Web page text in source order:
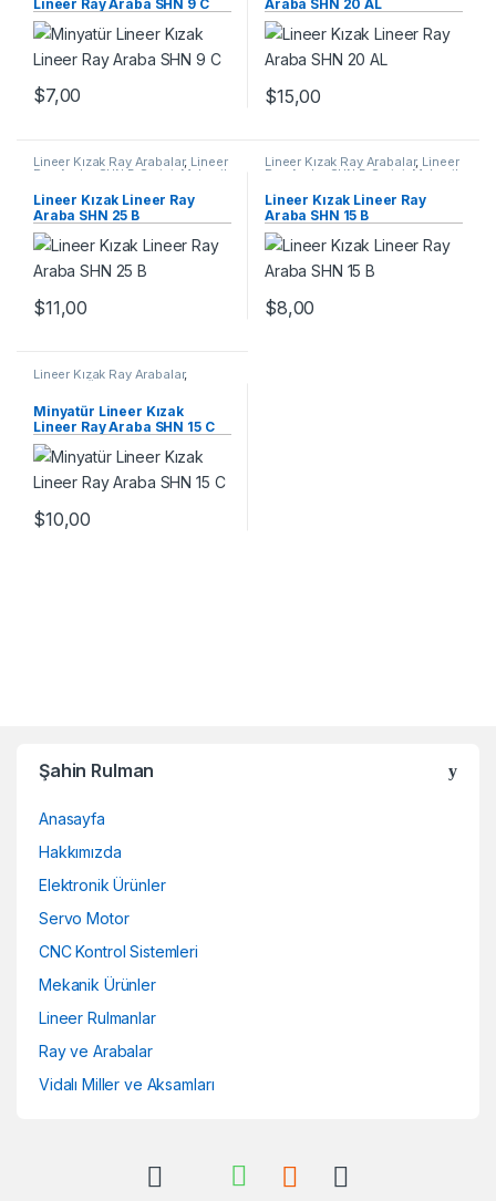
Lineer Ray Araba SHN 9 C
$7,00
Araba SHN 20 AL
$15,00
Lineer Kızak Ray Arabalar, Lineer
Ray Araba SHN B Serisi Mekanik
Lineer Kızak Lineer Ray
Araba SHN 25 B
$11,00
Lineer Kızak Ray Arabalar, Lineer
Ray Araba SHN B Serisi Mekanik
Lineer Kızak Lineer Ray
Araba SHN 15 B
$8,00
Lineer Kızak Ray Arabalar,
Mekanik Ürünler, Minyatür Lineer
Minyatür Lineer Kızak
Lineer Ray Araba SHN 15 C
$10,00
Şahin Rulman
Anasayfa
Hakkımızda
Elektronik Ürünler
Servo Motor
CNC Kontrol Sistemleri
Mekanik Ürünler
Lineer Rulmanlar
Ray ve Arabalar
Vidalı Miller ve Aksamları